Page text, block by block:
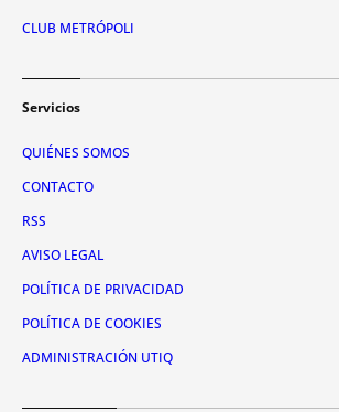
CLUB METRÓPOLI
Servicios
QUIÉNES SOMOS
CONTACTO
RSS
AVISO LEGAL
POLÍTICA DE PRIVACIDAD
POLÍTICA DE COOKIES
ADMINISTRACIÓN UTIQ